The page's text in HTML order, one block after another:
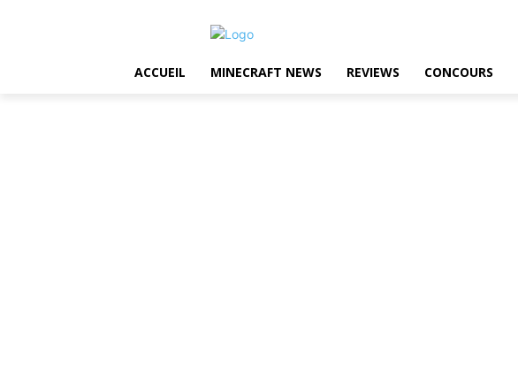
ACCUEIL MINECRAFT NEWS REVIEWS CONCOURS